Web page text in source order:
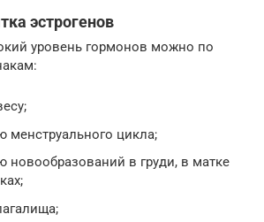
эстрогенов
уровень гормонов можно по
менструального цикла;
новообразований в груди, в матке